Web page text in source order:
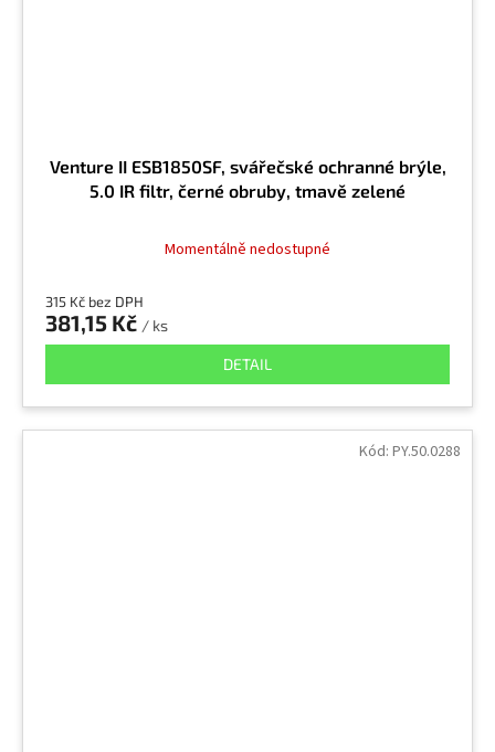
Venture II ESB1850SF, svářečské ochranné brýle,
5.0 IR filtr, černé obruby, tmavě zelené
Momentálně nedostupné
315 Kč bez DPH
381,15 Kč / ks
DETAIL
Kód: PY.50.0288